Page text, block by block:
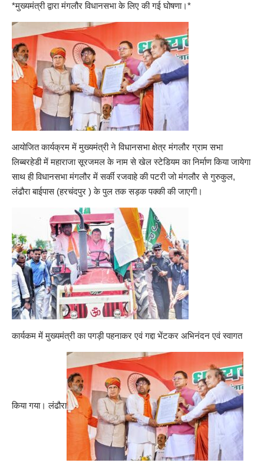
*मुख्यमंत्री द्वारा मंगलौर विधानसभा के लिए की गई घोषणा।*
आयोजित कार्यक्रम में मुख्यमंत्री ने विधानसभा क्षेत्र मंगलौर ग्राम सभा
लिब्बरहेडी में महाराजा सूरजमल के नाम से खेल स्टेडियम का निर्माण किया जायेगा
साथ ही विधानसभा मंगलौर में सर्की रजवाहे की पटरी जो मंगलौर से गुरुकुल,
लंढौरा बाईपास (हरचंदपुर ) के पुल तक सड़क पक्की की जाएगी।
कार्यकम में मुख्यमंत्री का पगड़ी पहनाकर एवं गद्दा भेंटकर अभिनंदन एवं स्वागत
किया गया। लंढौरा